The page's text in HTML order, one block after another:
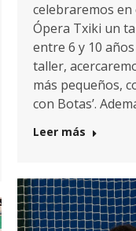
celebraremos en
Ópera Txiki un
entre 6 y 10
taller,
más pequeños,
con Botas’.
Leer más